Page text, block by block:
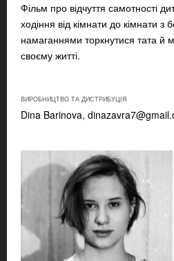
Фільм про відчуття самотності
ходіння від кімнати до кімнати з
намаганнями торкнутися тата й
своєму житті.
ВИРОБНИЦТВО ТА ДИСТРИБУЦІЯ
Dina Barinova,